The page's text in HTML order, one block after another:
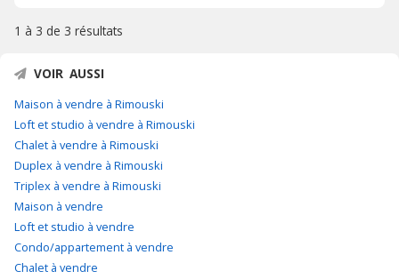
1 à 3 de 3 résultats
VOIR AUSSI
Maison à vendre à Rimouski
Loft et studio à vendre à Rimouski
Chalet à vendre à Rimouski
Duplex à vendre à Rimouski
Triplex à vendre à Rimouski
Maison à vendre
Loft et studio à vendre
Condo/appartement à vendre
Chalet à vendre